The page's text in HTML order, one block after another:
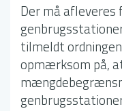
Der må afleveres
tilmeldt
opmærksom på,